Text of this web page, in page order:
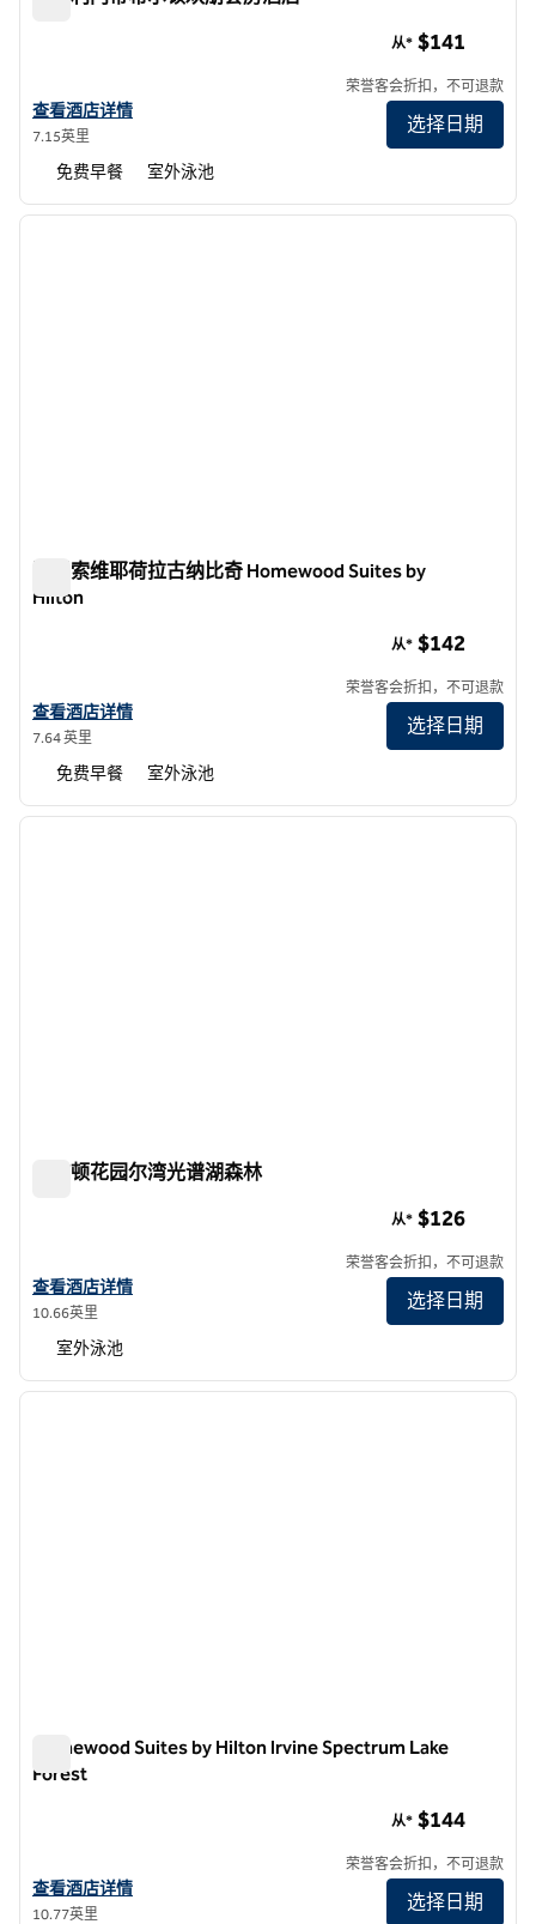
查看欢朋San Clemente酒店的详细信息
查看酒店详情
7.15英里
从* $141
荣誉客会折扣，不可退款
选择日期
免费早餐 室外泳池
1/12
下一
亚里索维耶荷拉古纳比奇 Homewood Suites by
Hilton
查看 Homewood Suites by Hilton Aliso Viejo - Laguna Beach 的酒店
查看酒店详情
7.64 英里
从* $142
荣誉客会折扣，不可退款
选择日期
免费早餐 室外泳池
1/12
下一
希尔顿花园尔湾光谱湖森林
查看希尔顿花园酒店 Irvine Spectrum Lake Forest 的酒店详情
查看酒店详情
10.66英里
从* $126
荣誉客会折扣，不可退款
选择日期
室外泳池
1/12
下一
Homewood Suites by Hilton Irvine Spectrum Lake
Forest
查看 Homewood Suites by Hilton Irvine Spectrum Lake Forest 的酒
查看酒店详情
10.77英里
从* $144
荣誉客会折扣，不可退款
选择日期